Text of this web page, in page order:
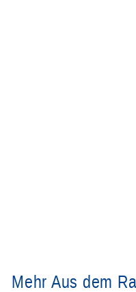
Mehr Aus dem